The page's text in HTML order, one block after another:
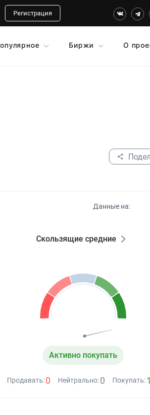
Регистрация
Биржи О
Данные на:
Скользящие средние
Активно покупать
Продавать:0 Нейтрально:0 Покупать: